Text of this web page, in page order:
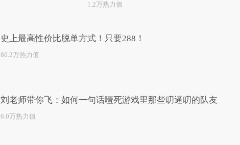
1.2万热力值
史上最高性价比脱单方式！只要288！
80.2万热力值
刘老师带你飞：如何一句话噎死游戏里那些叨逼叨的队友
6.0万热力值